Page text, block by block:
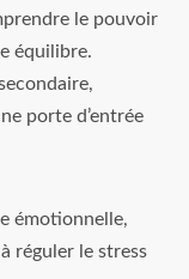
le pouvoir
équilibre.
porte d’entrée
émotionnelle,
réguler le stress